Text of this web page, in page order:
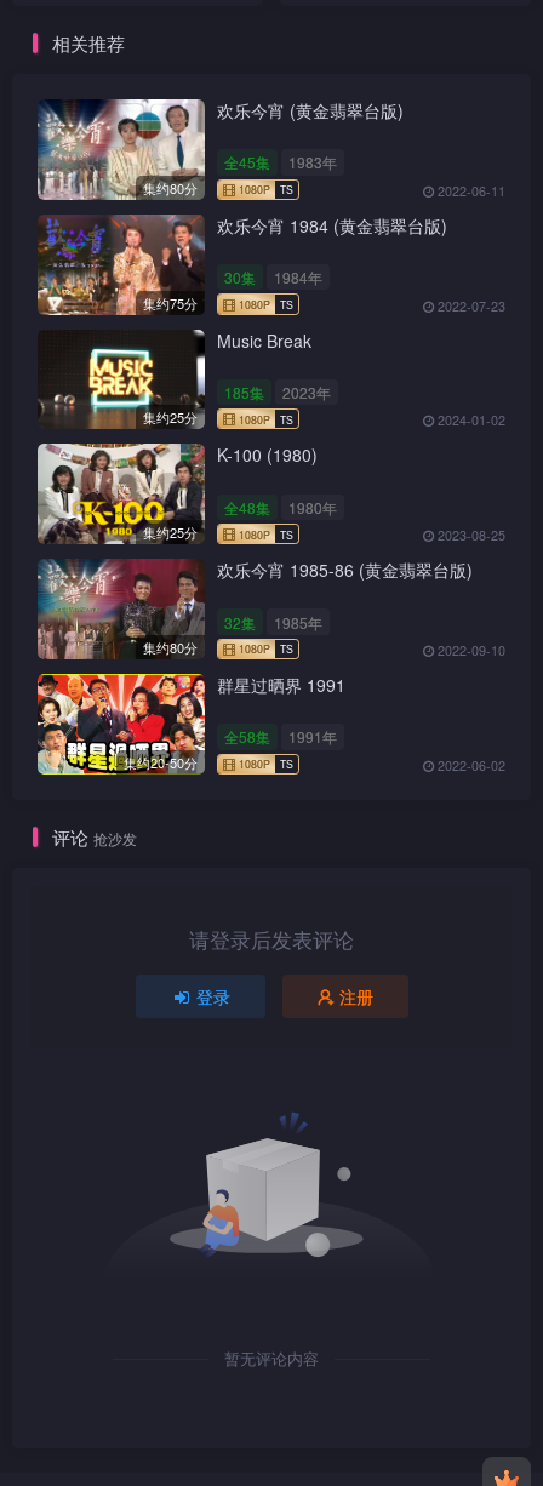
相关推荐
集约80分
欢乐今宵 (黄金翡翠台版)
全45集 1983年
1080P
2022-06-11
集约75分
欢乐今宵 1984 (黄金翡翠台版)
30集 1984年
2022-07-23
集约25分
Music Break
185集 2023年
2024-01-02
集约25分
K-100 (1980)
全48集 1980年
1080P
2023-08-25
集约80分
欢乐今宵 1985-86 (黄金翡翠台版)
32集 1985年
1080P
2022-09-10
集约20-50分
群星过晒界 1991
全58集 1991年
2022-06-02
评论 抢沙发
请登录后发表评论
登录 注册
暂无评论内容